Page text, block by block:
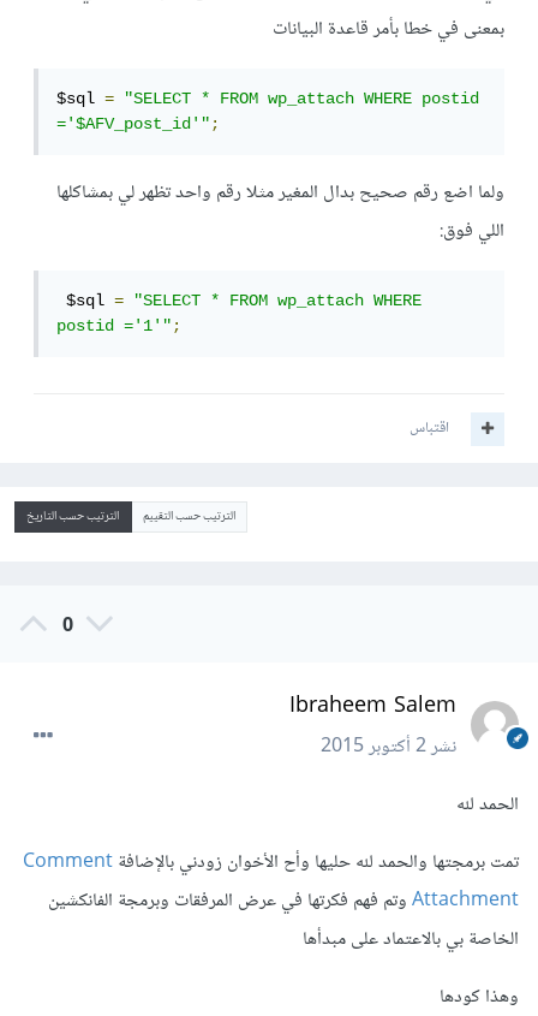
بمعنى في خطا بأمر قاعدة البيانات
$sql =
"SELECT * FROM wp_attach WHERE postid
='$AFV_post_id'";
ولما اضع رقم صحيح بدال المغير مثلا رقم واحد تظهر لي بمشاكلها
اللي فوق:
$sql =
"SELECT * FROM wp_attach WHERE
postid ='1'";
اقتباس
الترتيب حسب التقييم الترتيب حسب التاريخ
0
Ibraheem Salem
نشر2 أكتوبر 2015
الحمد لله
تمت برمجتها والحمد لله حليها وأح الأخوان زودني بالإضافةComment
Attachmentوتم فهم فكرتها في عرض المرفقات وبرمجة الفانكشين
الخاصة بي بالاعتماد على مبدأها
وهذا كودها